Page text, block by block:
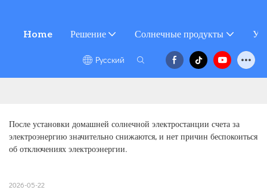
Home Решение Солнечные продукты
Pусский
После установки домашней солнечной электростанции счета за
электроэнергию значительно снижаются, и нет причин беспокоиться
об отключениях электроэнергии.
2026-05-22